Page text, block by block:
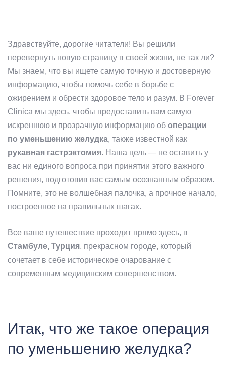
Здравствуйте, дорогие читатели! Вы решили
перевернуть новую страницу в своей жизни, не так ли?
Мы знаем, что вы ищете самую точную и достоверную
информацию, чтобы помочь себе в борьбе с
ожирением и обрести здоровое тело и разум. В Forever
Clinica мы здесь, чтобы предоставить вам самую
искреннюю и прозрачную информацию об операции
по уменьшению желудка, также известной как
рукавная гастрэктомия. Наша цель — не оставить у
вас ни единого вопроса при принятии этого важного
решения, подготовив вас самым осознанным образом.
Помните, это не волшебная палочка, а прочное начало,
построенное на правильных шагах.
Все ваше путешествие проходит прямо здесь, в
Стамбуле, Турция, прекрасном городе, который
сочетает в себе историческое очарование с
современным медицинским совершенством.
Итак, что же такое операция
по уменьшению желудка?